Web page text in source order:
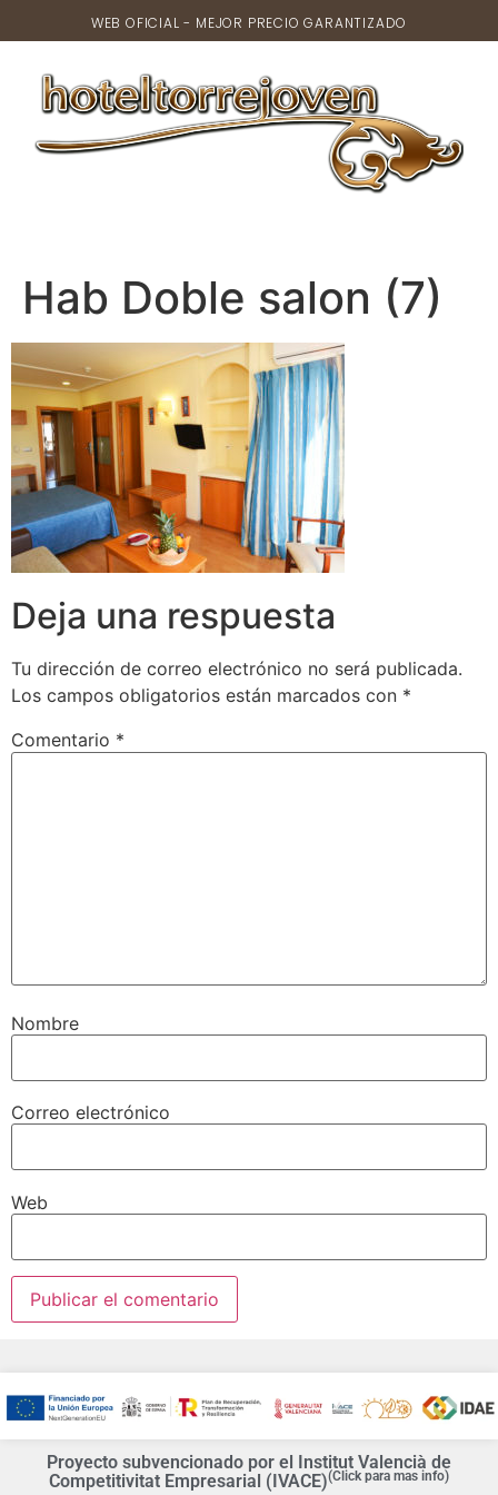
WEB OFICIAL - MEJOR PRECIO GARANTIZADO
Hab Doble salon (7)
Deja una respuesta
Tu dirección de correo electrónico no será publicada.
Los campos obligatorios están marcados con *
Comentario *
Nombre
Correo electrónico
Web
Proyecto subvencionado por el Institut Valencià de
Competitivitat Empresarial (IVACE)(Click para mas info)